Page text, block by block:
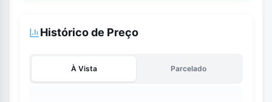
Histórico de Preço
À Vista Parcelado